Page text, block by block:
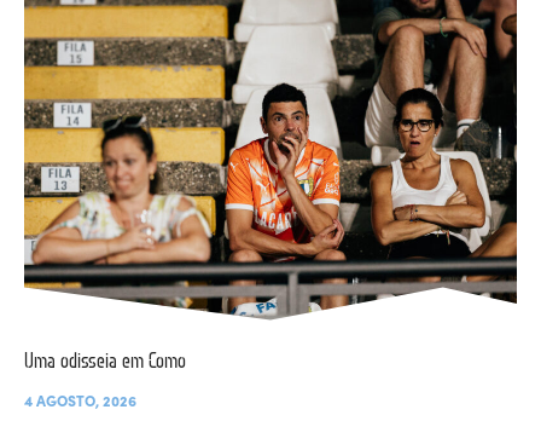
Uma odisseia em Como
4 AGOSTO, 2026